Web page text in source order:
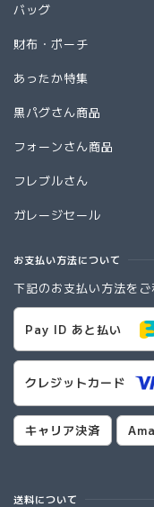
バッグ
財布・ポーチ
あったか特集
黒パグさん商品
フォーンさん商品
フレブルさん
ガレージセール
お支払い方法について
下記のお支払い方法をご
Pay ID あと払い
クレジットカード
キャリア決済
送料について